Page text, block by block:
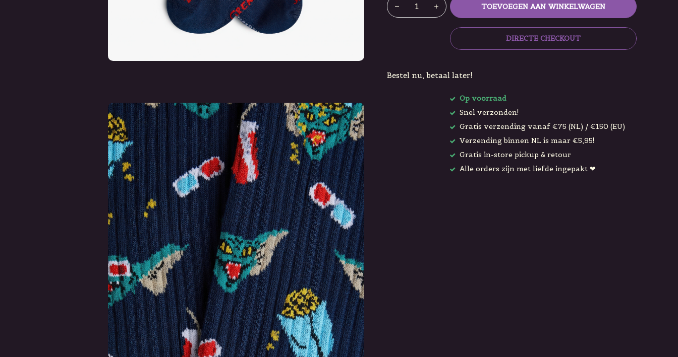
TOEVOEGEN AAN WINKELWAGEN
DIRECTE CHECKOUT
Bestel nu, betaal later!
Op voorraad
Snel verzonden!
Gratis verzending vanaf €75 (NL) / €150 (EU)
Verzending binnen NL is maar €5,95!
Gratis in-store pickup & retour
Alle orders zijn met liefde ingepakt ❤